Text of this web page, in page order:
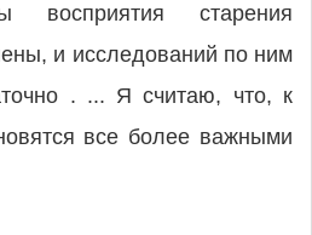
старения
и исследований по ним
. ... Я считаю, что, к
все более важными